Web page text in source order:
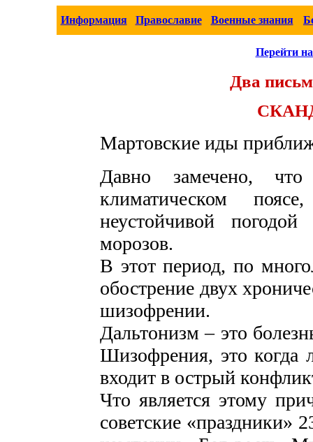
Информация Православие Военные знания
Перейти
Два
Мартовские иды
Давно замечено,
климатическом
неустойчивой
морозов.
В этот период, по
обострение двух
шизофрении.
Дальтонизм – это
Шизофрения, это когда
входит в острый
Что является этому
советские «праздники»